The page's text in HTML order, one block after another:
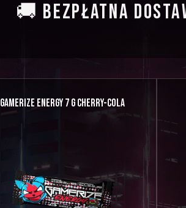
🚚 BEZPŁATNA
GAMERIZE ENERGY 7 G CHERRY-COLA